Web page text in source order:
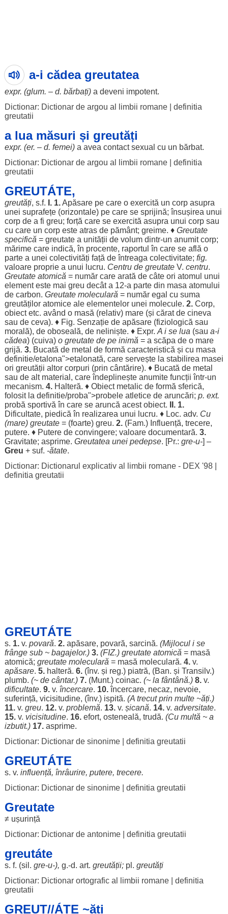
a-i cădea greutatea
expr. (glum. – d. bărbați)a deveni impotent.
Dictionar: Dictionar de argou al limbii romane| definitia
greutatii
a lua măsuri și greutăți
expr. (er. – d. femei)a avea contact sexual cu un bărbat.
Dictionar: Dictionar de argou al limbii romane| definitia
greutatii
GREUTÁTE,
greutăți, s.f. I. 1.Apăsarepe care o exercită un corp asupra
unei suprafețe(orizontale) pe care se sprijină;însușirea unui
corpde a fi greu; forță care se exercită asupra unui corpsau
cu care un corpeste atrasde pământ; greime. ♦ Greutate
specifică = greutatea unității de volumdintr-un anumit corp;
mărimecare indică, în procente, raportul în care se află o
partea unei colectivități față deîntreaga colectivitate; fig.
valoare propriea unui lucru. Centrude greutateV. centru.
Greutate atomică = numărcare arată de câteori atomul unui
elementeste mai greu decâta 12-a partedin masa atomului
de carbon. Greutate moleculară = număr egal cu suma
greutăților atomice ale elementelorunei molecule. 2. Corp,
obiectetc. având o masă (relativ) mare(și căratde cineva
sau de ceva). ♦ Fig. Senzațiede apăsare(fiziologică sau
morală), de oboseală, de neliniște. ♦ Expr. A i se lua (sau a-i
cădea) (cuiva) o greutatede pe inimă = a scăpa de o mare
grijă. 3. Bucată de metal de formă caracteristică și cu masa
definitie/etalona">etalonată, care serveștela stabilirea masei
ori greutății altor corpuri (prin cântărire). ♦ Bucată de metal
sau de alt material , careîndeplinește anumite funcții într-un
mecanism. 4. Halteră. ♦ Obiect metalicde formă sferică,
folositla definitie/proba">probele atleticede aruncări; p. ext.
probă sportivă în care se aruncă acestobiect.
II. 1.
Dificultate, piedică în realizarea unui lucru. ♦ Loc. adv. Cu
(mare) greutate= (foarte) greu. 2.(Fam.) Influență, trecere,
putere. ♦ Puterede convingere; valoare documentară. 3.
Gravitate; asprime. Greutatea unei pedepse. [Pr.: gre-u-] –
Greu + suf. -ătate.
Dictionar: Dictionarul explicativ al limbii romane - DEX '98|
definitia greutatii
GREUTÁTE
s. 1.v. povară. 2. apăsare, povară, sarcină. (Mijloculi se
frângesub ~ bagajelor.) 3. (FIZ.) greutate atomică = masă
atomică; greutate moleculară = masă moleculară. 4.v.
apăsare. 5. halteră. 6.(înv. și reg.) piatră, (Ban. și Transilv.)
plumb. (~ de cântar.) 7.(Munt.) coinac. (~ la fântână.) 8.v.
dificultate. 9.v. încercare. 10. încercare, necaz, nevoie,
suferință, vicisitudine, (înv.) ispită. (A trecutprin multe~ăți.)
11.v. greu. 12.v. problemă. 13.v. șicană. 14.v. adversitate.
15.v. vicisitudine. 16. efort, osteneală, trudă. (Cu multă ~ a
izbutit.) 17. asprime.
Dictionar: Dictionar de sinonime| definitia greutatii
GREUTÁTE
s. v. influență, înrâurire, putere, trecere.
Dictionar: Dictionar de sinonime| definitia greutatii
Greutate
≠ ușurință
Dictionar: Dictionar de antonime| definitia greutatii
greutáte
s. f. (sil . gre-u-), g.-d. art. greutății; pl. greutăți
Dictionar: Dictionar ortografic al limbii romane| definitia
greutatii
GREUT//ÁTE ~ăți